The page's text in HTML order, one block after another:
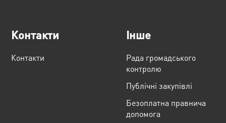
Контакти
Контакти
Інше
Рада громадського
контролю
Публічні закупівлі
Безоплатна правнича
допомога